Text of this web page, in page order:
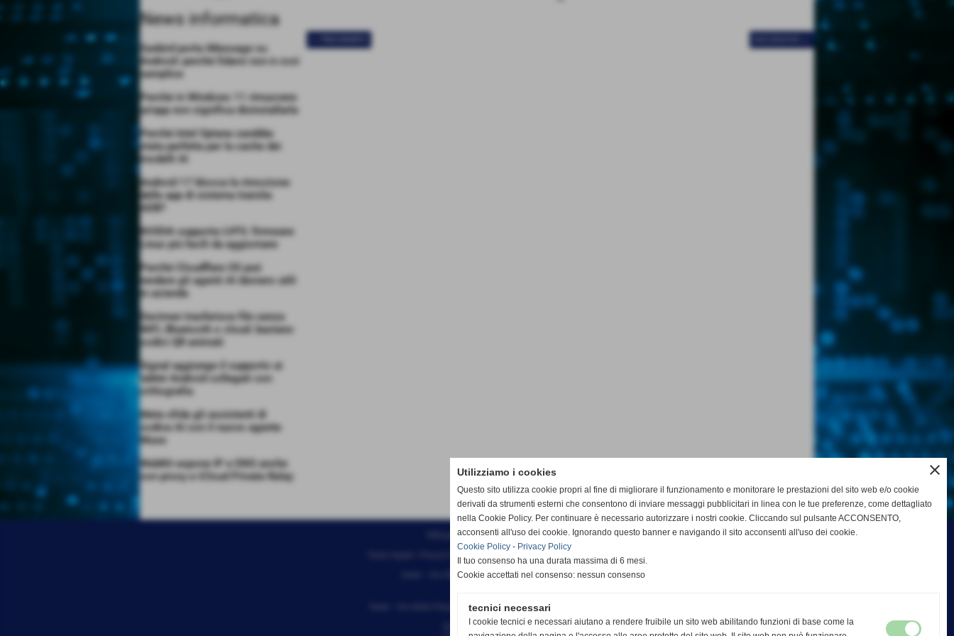
News informatica
Sunbird porta iMessage su
Android: perché fidarsi non è così
semplice
Perché in Windows 11 rimuovere
un’app non significa disinstallarla
Perché Intel Optane sarebbe
stata perfetta per la cache dei
modelli AI
Android 17 blocca la rimozione
delle app di sistema tramite
ADB?
NVIDIA supporta LVFS: firmware
Linux più facili da aggiornare
Perché Cloudflare OS può
rendere gli agenti AI davvero utili
in azienda
Decimen trasferisce file senza
WiFi, Bluetooth o cloud: bastano
codici QR animati
Signal aggiunge il supporto ai
tablet Android collegati con
crittografia
Meta sfida gli assistenti di
codice AI con il nuovo agente
Muse
WebKit espone IP e DNS anche
con proxy e iCloud Private Relay
Effesystem di Fabio Favati
Sede legale -Piazza Carducci 18 55045 Pietrasanta (LU)
Sede - Via Ottorino Ciabattini Viareggio
Sede - Via della Piazza Bianca 15 56025 Pontedera (PI)
Tel. 05841530394
close
Utilizziamo i cookies
Questo sito utilizza cookie propri al fine di migliorare il funzionamento e monitorare le prestazioni del sito web e/o cookie
derivati da strumenti esterni che consentono di inviare messaggi pubblicitari in linea con le tue preferenze, come dettagliato
nella Cookie Policy. Per continuare è necessario autorizzare i nostri cookie. Cliccando sul pulsante ACCONSENTO,
acconsenti all'uso dei cookie. Ignorando questo banner e navigando il sito acconsenti all'uso dei cookie.
Cookie Policy - Privacy Policy
Il tuo consenso ha una durata massima di 6 mesi.
Cookie accettati nel consenso: nessun consenso
tecnici necessari
I cookie tecnici e necessari aiutano a rendere fruibile un sito web abilitando funzioni di base come la